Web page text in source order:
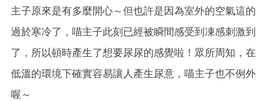
主子原來是有多麼開心～但也許是因為室外的空氣這的
過於寒冷了，喵主子此刻已經被瞬間感受到凍感刺激到
了，所以頓時產生了想要尿尿的感覺啦！眾所周知，在
低溫的環境下確實容易讓人產生尿意，喵主子也不例外
喔～